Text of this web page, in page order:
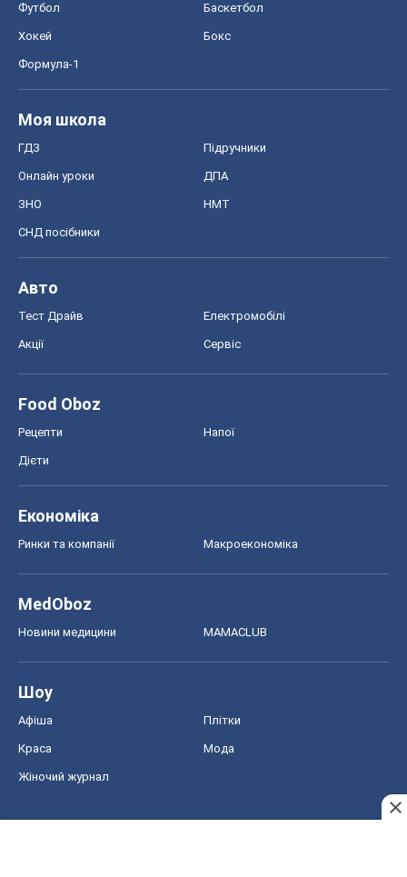
Футбол Баскетбол
Хокей Бокс
Формула-1
Моя школа
ГДЗ Підручники
Онлайн уроки ДПА
ЗНО НМТ
СНД посібники
Авто
Тест Драйв Електромобілі
Акції Сервіс
Food Oboz
Рецепти Напої
Дієти
Економіка
Ринки та компанії Макроекономіка
MedOboz
Новини медицини MAMACLUB
Шоу
Афіша Плітки
Краса Мода
Жіночий журнал